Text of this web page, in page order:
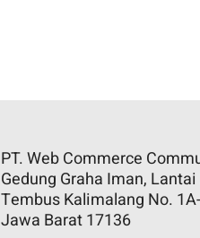
PT. Web Commerce
Gedung Graha Iman,
Tembus Kalimalang No.
Jawa Barat 17136